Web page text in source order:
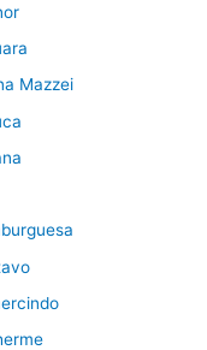
Mazzei